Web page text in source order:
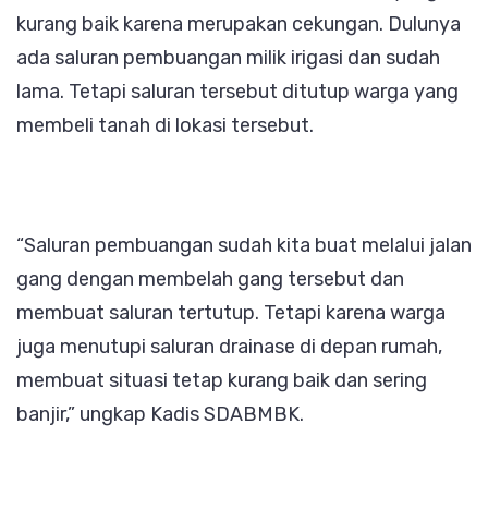
kurang baik karena merupakan cekungan. Dulunya
ada saluran pembuangan milik irigasi dan sudah
lama. Tetapi saluran tersebut ditutup warga yang
membeli tanah di lokasi tersebut.
“Saluran pembuangan sudah kita buat melalui jalan
gang dengan membelah gang tersebut dan
membuat saluran tertutup. Tetapi karena warga
juga menutupi saluran drainase di depan rumah,
membuat situasi tetap kurang baik dan sering
banjir,” ungkap Kadis SDABMBK.